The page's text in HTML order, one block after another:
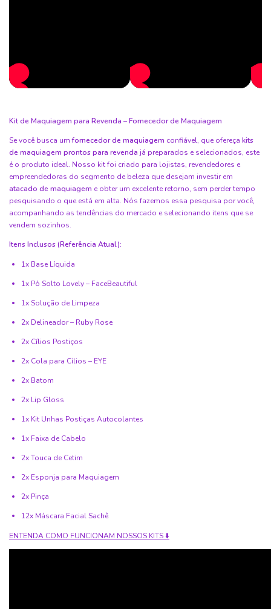
Kit de Maquiagem para Revenda – Fornecedor de Maquiagem
Se você busca umfornecedor de maquiagem confiável, que ofereça kits
de maquiagem prontos para revenda já preparados e selecionados, este
é o produto ideal. Nosso kit foi criado para lojistas, revendedores e
empreendedoras do segmento de beleza que desejam investir em
atacado de maquiagem e obter um excelente retorno, sem perder tempo
pesquisando o que está em alta. Nós fazemos essa pesquisa por você,
acompanhando as tendências do mercado e selecionando itens que se
vendem sozinhos.
Itens Inclusos (Referência Atual):
1x Base Líquida
1x Pó Solto Lovely – FaceBeautiful
1x Solução de Limpeza
2x Delineador – Ruby Rose
2x Cílios Postiços
2x Cola para Cílios – EYE
2x Batom
2x Lip Gloss
1x Kit Unhas Postiças Autocolantes
1x Faixa de Cabelo
2x Touca de Cetim
2x Esponja para Maquiagem
2x Pinça
12x Máscara Facial Sachê
ENTENDA COMO FUNCIONAM NOSSOS KITS ⬇️